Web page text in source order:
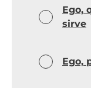
Ego,
sirve
Ego,